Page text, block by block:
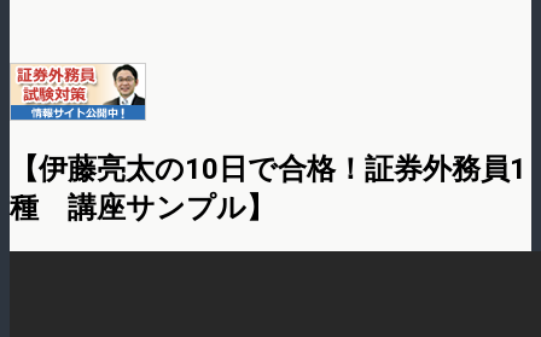
【伊藤亮太の10日で合格！証券外務員1
種 講座サンプル】